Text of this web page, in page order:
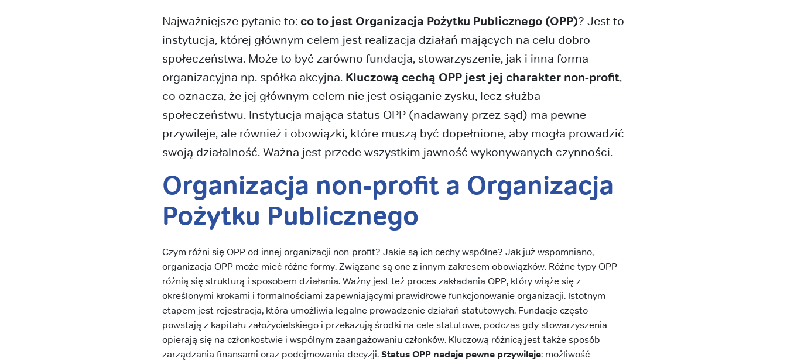
Najważniejsze pytanie to:co to jest Organizacja Pożytku Publicznego (OPP)? Jest to
instytucja, której głównym celem jest realizacja działań mających na celu dobro
społeczeństwa. Może to być zarówno fundacja, stowarzyszenie, jak i inna forma
organizacyjna np. spółka akcyjna. Kluczową cechą OPP jest jej charakter non-profit,
co oznacza, że jej głównym celem nie jest osiąganie zysku, lecz służba
społeczeństwu. Instytucja mająca status OPP (nadawany przez sąd) ma pewne
przywileje, ale również i obowiązki, które muszą być dopełnione, aby mogła prowadzić
swoją działalność. Ważna jest przede wszystkim jawność wykonywanych czynności.
Organizacja non-profit a Organizacja
Pożytku Publicznego
Czym różni się OPP od innej organizacji non-profit? Jakie są ich cechy wspólne? Jak już wspomniano,
organizacja OPP może mieć różne formy. Związane są one z innym zakresem obowiązków. Różne typy OPP
różnią się strukturą i sposobem działania. Ważny jest też proces zakładania OPP, który wiąże się z
określonymi krokami i formalnościami zapewniającymi prawidłowe funkcjonowanie organizacji. Istotnym
etapem jest rejestracja, która umożliwia legalne prowadzenie działań statutowych. Fundacje często
powstają z kapitału założycielskiego i przekazują środki na cele statutowe, podczas gdy stowarzyszenia
opierają się na członkostwie i wspólnym zaangażowaniu członków. Kluczową różnicą jest także sposób
zarządzania finansami oraz podejmowania decyzji.Status OPP nadaje pewne przywileje: możliwość